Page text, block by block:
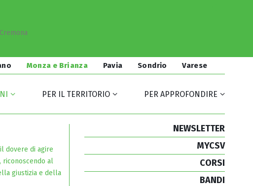
Monza e Brianza Pavia Sondrio Varese
PER IL TERRITORIO PER APPROFONDIRE
dovere di agire
riconoscendo al
giustizia e della
NEWSLETTER
MYCSV
CORSI
BANDI